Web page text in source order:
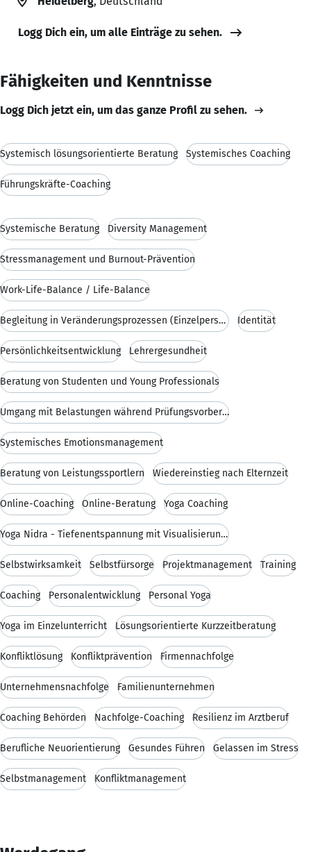
Logg Dich ein, um alle Einträge zu sehen.
Fähigkeiten und Kenntnisse
Logg Dich jetzt ein, um das ganze Profil zu sehen.
Systemisch lösungsorientierte Beratung Systemisches Coaching
Führungskräfte-Coaching
Systemische Beratung Diversity Management
Stressmanagement und Burnout-Prävention
Work-Life-Balance / Life-Balance
Begleitung in Veränderungsprozessen (Einzelpersone Identität
Persönlichkeitsentwicklung Lehrergesundheit
Beratung von Studenten und Young Professionals
Umgang mit Belastungen während Prüfungsvorbereitun
Systemisches Emotionsmanagement
Beratung von Leistungssportlern Wiedereinstieg nach Elternzeit
Online-Coaching Online-Beratung Yoga Coaching
Yoga Nidra - Tiefenentspannung mit Visualisierunge
Selbstwirksamkeit Selbstfürsorge Projektmanagement Training
Coaching Personalentwicklung Personal Yoga
Yoga im Einzelunterricht Lösungsorientierte Kurzzeitberatung
Konfliktlösung Konfliktprävention Firmennachfolge
Unternehmensnachfolge Familienunternehmen
Coaching Behörden Nachfolge-Coaching Resilienz im Arztberuf
Berufliche Neuorientierung Gesundes Führen Gelassen im Stress
Selbstmanagement Konfliktmanagement